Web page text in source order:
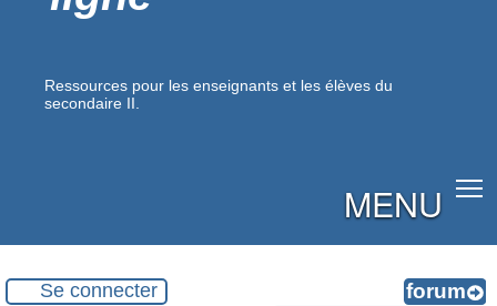
Ressources pour les enseignants et les élèves du
secondaire II.
MENU
Se connecter